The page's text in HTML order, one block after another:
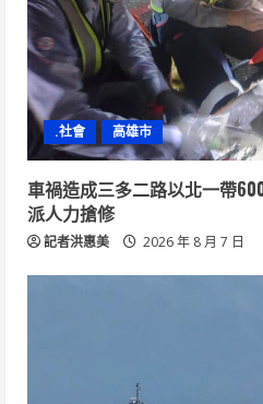
.社會 高雄市
車禍造成三多二路以北一帶
派人力搶修
記者洪惠美 2026 年 8 月 7 日